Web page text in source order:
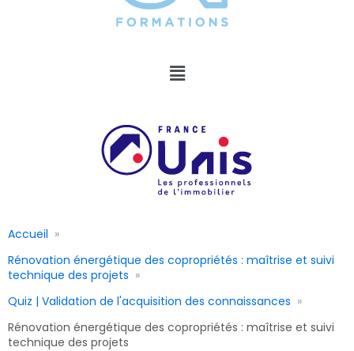
Accueil
Rénovation énergétique des copropriétés : maîtrise et suivi
technique des projets
Quiz | Validation de l'acquisition des connaissances
Rénovation énergétique des copropriétés : maîtrise et suivi
technique des projets